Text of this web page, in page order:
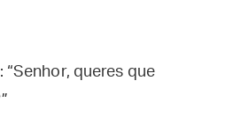
queres que